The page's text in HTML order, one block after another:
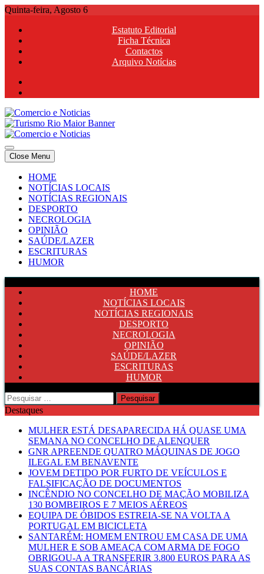
Skip
content
Quinta-feira, Agosto 6
Estatuto Editorial
Ficha Técnica
Contactos
Arquivo Notícias
Comercio e Noticias
Notícias e Publicidade Online
Comercio e Noticias
Notícias e Publicidade Online
Close Menu
HOME
NOTÍCIAS LOCAIS
NOTÍCIAS REGIONAIS
DESPORTO
NECROLOGIA
OPINIÃO
SAÚDE/LAZER
ESCRITURAS
HUMOR
HOME
NOTÍCIAS LOCAIS
NOTÍCIAS REGIONAIS
DESPORTO
NECROLOGIA
OPINIÃO
SAÚDE/LAZER
ESCRITURAS
HUMOR
Pesquisar
por:
Destaques
MULHER ESTÁ DESAPARECIDA HÁ QUASE UMA
SEMANA NO CONCELHO DE ALENQUER
GNR APREENDE QUATRO MÁQUINAS DE JOGO
ILEGAL EM BENAVENTE
JOVEM DETIDO POR FURTO DE VEÍCULOS E
FALSIFICAÇÃO DE DOCUMENTOS
INCÊNDIO NO CONCELHO DE MAÇÃO MOBILIZA
130 BOMBEIROS E 7 MEIOS AÉREOS
EQUIPA DE ÓBIDOS ESTREIA-SE NA VOLTA A
PORTUGAL EM BICICLETA
SANTARÉM: HOMEM ENTROU EM CASA DE UMA
MULHER E SOB AMEAÇA COM ARMA DE FOGO
OBRIGOU-A A TRANSFERIR 3.800 EUROS PARA AS
SUAS CONTAS BANCÁRIAS